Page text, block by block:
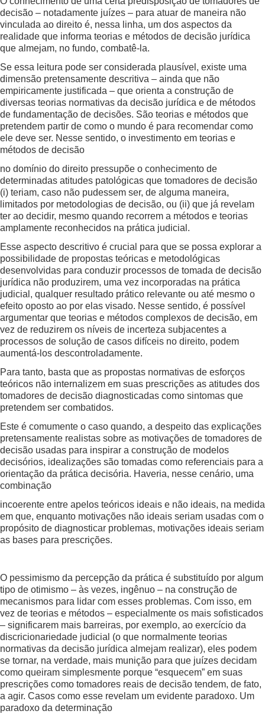
decisão – notadamente juízes – para atuar de maneira não
vinculada ao direito é, nessa linha, um dos aspectos da
realidade que informa teorias e métodos de decisão jurídica
que almejam, no fundo, combatê-la.
Se essa leitura pode ser considerada plausível, existe uma
dimensão pretensamente descritiva – ainda que não
empiricamente justificada – que orienta a construção de
diversas teorias normativas da decisão jurídica e de métodos
de fundamentação de decisões. São teorias e métodos que
pretendem partir de como o mundo é para recomendar como
ele deve ser. Nesse sentido, o investimento em teorias e
métodos de decisão
no domínio do direito pressupõe o conhecimento de
determinadas atitudes patológicas que tomadores de decisão
(i) teriam, caso não pudessem ser, de alguma maneira,
limitados por metodologias de decisão, ou (ii) que já revelam
ter ao decidir, mesmo quando recorrem a métodos e teorias
amplamente reconhecidos na prática judicial.
Esse aspecto descritivo é crucial para que se possa explorar a
possibilidade de propostas teóricas e metodológicas
desenvolvidas para conduzir processos de tomada de decisão
jurídica não produzirem, uma vez incorporadas na prática
judicial, qualquer resultado prático relevante ou até mesmo o
efeito oposto ao por elas visado. Nesse sentido, é possível
argumentar que teorias e métodos complexos de decisão, em
vez de reduzirem os níveis de incerteza subjacentes a
processos de solução de casos difíceis no direito, podem
aumentá-los descontroladamente.
Para tanto, basta que as propostas normativas de esforços
teóricos não internalizem em suas prescrições as atitudes dos
tomadores de decisão diagnosticadas como sintomas que
pretendem ser combatidos.
Este é comumente o caso quando, a despeito das explicações
pretensamente realistas sobre as motivações de tomadores de
decisão usadas para inspirar a construção de modelos
decisórios, idealizações são tomadas como referenciais para a
orientação da prática decisória. Haveria, nesse cenário, uma
combinação
incoerente entre apelos teóricos ideais e não ideais, na medida
em que, enquanto motivações não ideais seriam usadas com o
propósito de diagnosticar problemas, motivações ideais seriam
as bases para prescrições.
O pessimismo da percepção da prática é substituído por algum
tipo de otimismo – às vezes, ingênuo – na construção de
mecanismos para lidar com esses problemas. Com isso, em
vez de teorias e métodos – especialmente os mais sofisticados
– significarem mais barreiras, por exemplo, ao exercício da
discricionariedade judicial (o que normalmente teorias
normativas da decisão jurídica almejam realizar), eles podem
se tornar, na verdade, mais munição para que juízes decidam
como queiram simplesmente porque “esquecem” em suas
prescrições como tomadores reais de decisão tendem, de fato,
a agir. Casos como esse revelam um evidente paradoxo. Um
paradoxo da determinação